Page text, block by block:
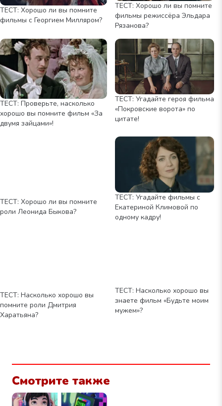
ТЕСТ: Хорошо ли вы помните
фильмы с Георгием Милляром?
ТЕСТ: Хорошо ли вы помните
фильмы режиссёра Эльдара
Рязанова?
ТЕСТ: Проверьте, насколько
хорошо вы помните фильм «За
двумя зайцами»!
ТЕСТ: Угадайте героя фильма
«Покровские ворота» по
цитате!
ТЕСТ: Хорошо ли вы помните
роли Леонида Быкова?
ТЕСТ: Угадайте фильмы с
Екатериной Климовой по
одному кадру!
ТЕСТ: Насколько хорошо вы
помните роли Дмитрия
Харатьяна?
ТЕСТ: Насколько хорошо вы
знаете фильм «Будьте моим
мужем»?
Смотрите также